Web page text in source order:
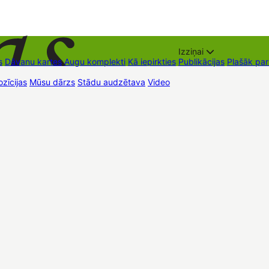
Dāvanu kartes Augu komplekti Kā iepirkties
Izziņai
Publikācijas Plašāk
Mūsu dārzs Stādu audzētava Video